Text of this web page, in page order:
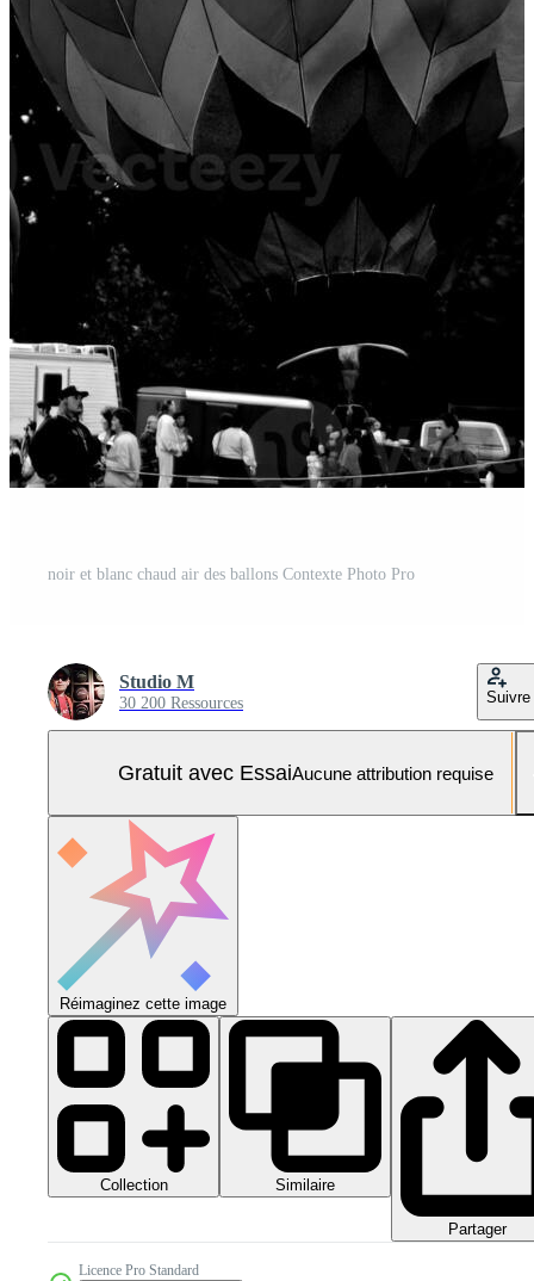
noir et blanc chaud air des ballons Contexte Photo Pro
Studio M
30 200 Ressources Suivre
Gratuit avec EssaiAucune attribution requise
Réimaginez cette image
Collection Similaire
Partager
Licence Pro Standard